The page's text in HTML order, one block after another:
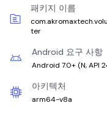
패키지 이름
ter
Android 요구 사항
Android 7.0+ (N, API
아키텍처
arm64-v8a